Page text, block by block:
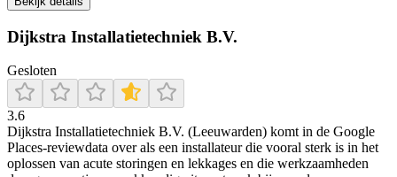
Dijkstra Installatietechniek B.V.
Gesloten
3.6
Dijkstra Installatietechniek B.V. (Leeuwarden) komt in de Google
Places-reviewdata over als een installateur die vooral sterk is in het
oplossen van acute storingen en lekkages en die werkzaamheden